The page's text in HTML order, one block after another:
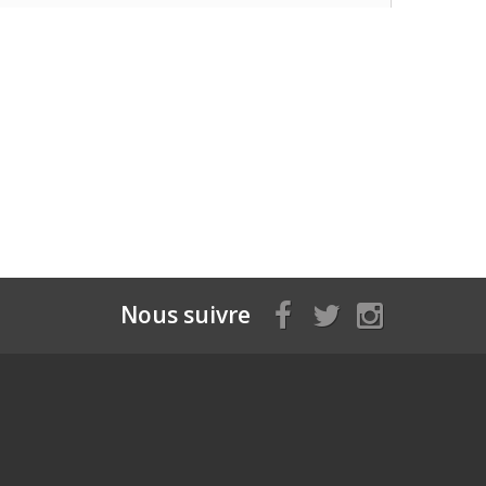
Nous suivre